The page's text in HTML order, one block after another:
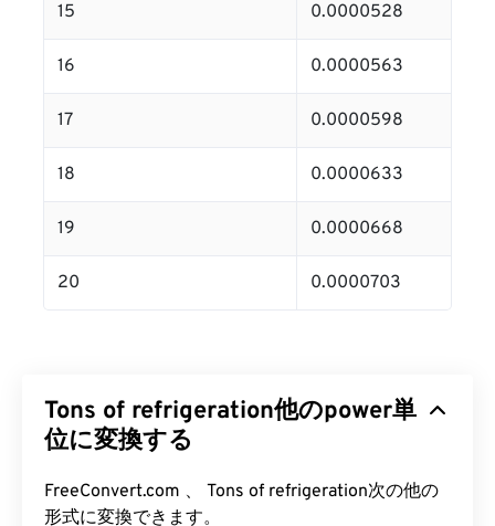
15 0.0000528
16 0.0000563
17 0.0000598
18 0.0000633
19 0.0000668
20 0.0000703
Tons of refrigeration他のpower単
位に変換する
FreeConvert.com 、 Tons of refrigeration次の他の
形式に変換できます。